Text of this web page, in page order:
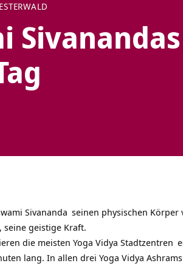
Sivanandas
Sivananda seinen physischen Körper
geistige Kraft.
die meisten Yoga Vidya Stadtzentren
lang. In allen drei Yoga Vidya Ashrams